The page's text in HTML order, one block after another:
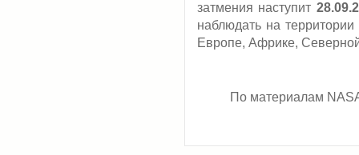
затмения наступит
наблюдать на
Европе, Африке,
По материалам